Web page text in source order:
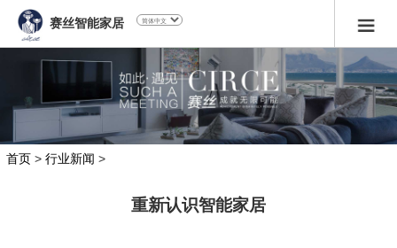
赛丝智能家居
首页 > 行业新闻 >
重新认识智能家居